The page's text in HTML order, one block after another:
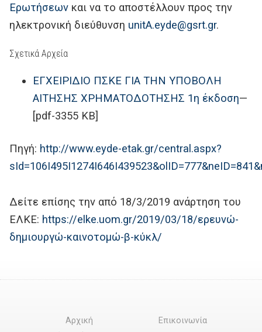
Ερωτήσεων και να το αποστέλλουν προς την
ηλεκτρονική διεύθυνση unitA.eyde@gsrt.gr.
Σχετικά Αρχεία
ΕΓΧΕΙΡΙΔΙΟ ΠΣΚΕ ΓΙΑ ΤΗΝ ΥΠΟΒΟΛΗ
ΑΙΤΗΣΗΣ ΧΡΗΜΑΤΟΔΟΤΗΣΗΣ 1η έκδοση—
[pdf-3355 KB]
Πηγή: http://www.eyde-etak.gr/central.aspx?
Δείτε επίσης την από 18/3/2019 ανάρτηση του
ΕΛΚΕ: https://elke.uom.gr/2019/03/18/ερευνώ-
δημιουργώ-καινοτομώ-β-κύκλ/
Αρχική
Επικοινωνία